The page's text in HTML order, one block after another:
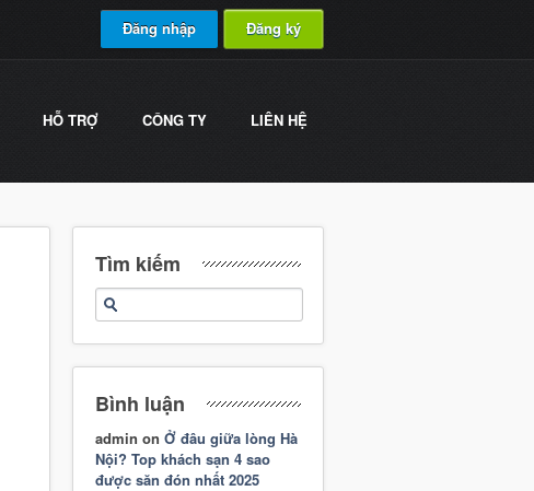
Đăng nhập Đăng ký
HỖ TRỢ CÔNG TY LIÊN HỆ
Tìm kiếm
Bình luận
admin on Ở đâu giữa lòng Hà
Nội? Top khách sạn 4 sao
được săn đón nhất 2025